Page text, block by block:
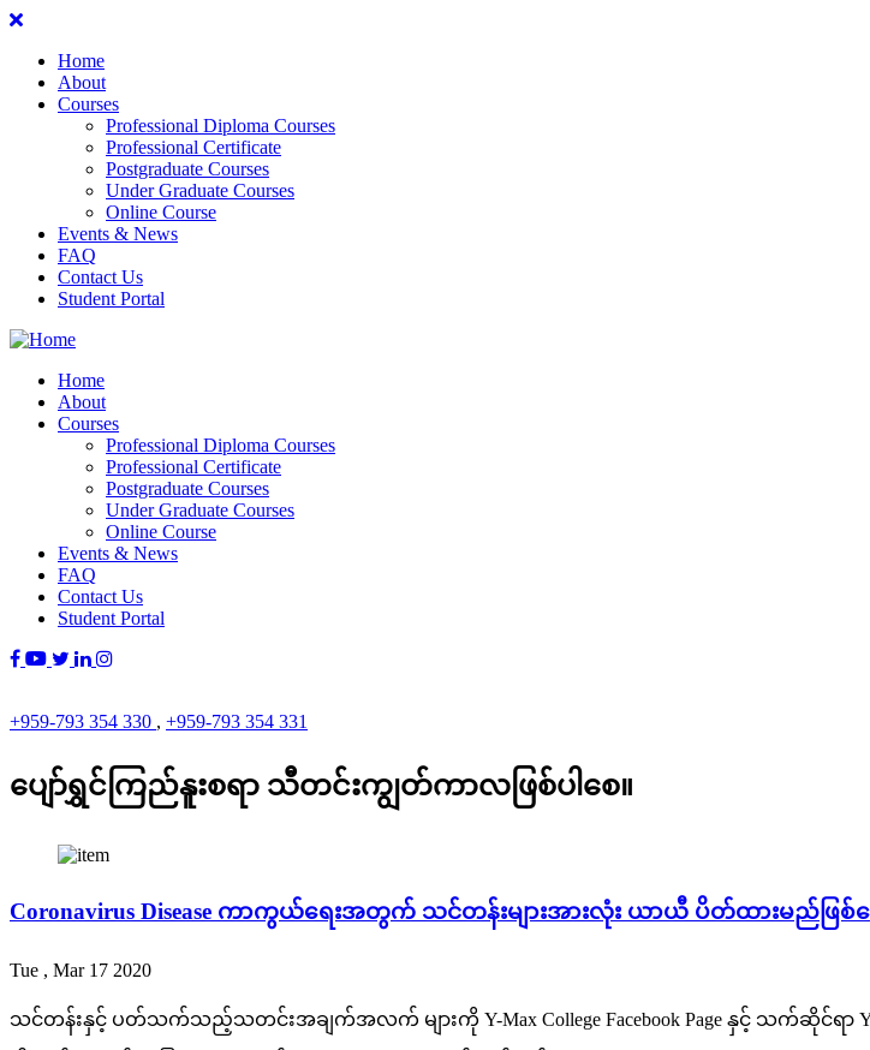
Home
About
Courses
Professional Diploma Courses
Professional Certificate
Postgraduate Courses
Under Graduate Courses
Online Course
Events & News
FAQ
Contact Us
Student Portal
Home
About
Courses
Professional Diploma Courses
Professional Certificate
Postgraduate Courses
Under Graduate Courses
Online Course
Events & News
FAQ
Contact Us
Student Portal
+959-793 354 330 , +959-793 354 331
ပျော်ရွှင်ကြည်နူးစရာ သီတင်းကျွတ်ကာလဖြစ်ပါစေ။
Coronavirus Disease ကာကွယ်ရေးအတွက် သင်တန်းများအားလုံး ယာယီ ပိတ်ထားမည်ဖြစ်က
Tue , Mar 17 2020
သင်တန်းနှင့် ပတ်သက်သည့်သတင်းအချက်အလက် များကို Y-Max College Facebook Page နှင့် သက်ဆိုင်ရာ Y-